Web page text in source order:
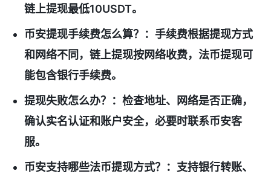
链上提现最低10USDT。
币安提现手续费怎么算？ ：手续费根据提现方式
和网络不同，链上提现按网络收费，法币提现可
能包含银行手续费。
提现失败怎么办？ ：检查地址、网络是否正确，
确认实名认证和账户安全，必要时联系币安客
服。
币安支持哪些法币提现方式？ ：支持银行转账、